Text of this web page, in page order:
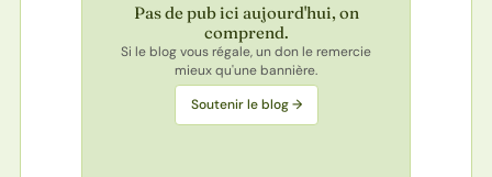
Pas de pub ici aujourd'hui, on
comprend.
Si le blog vous régale, un don le remercie
mieux qu'une bannière.
Soutenir le blog →